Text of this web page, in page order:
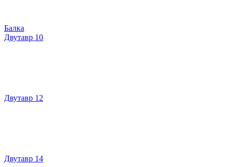
Балка
Двутавр 10
Двутавр 12
Двутавр 14